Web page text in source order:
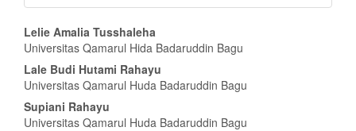
Isi
Artikel
Utama
Lelie Amalia Tusshaleha
Universitas Qamarul Hida Badaruddin Bagu
Lale Budi Hutami Rahayu
Universitas Qamarul Huda Badaruddin Bagu
Supiani Rahayu
Universitas Qamarul Huda Badaruddin Bagu